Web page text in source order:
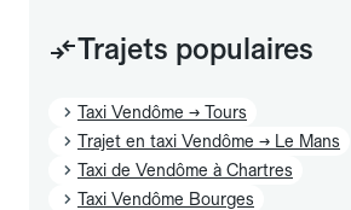
Trajets populaires
Taxi Vendôme → Tours
Trajet en taxi Vendôme → Le Mans
Taxi de Vendôme à Chartres
Taxi Vendôme Bourges